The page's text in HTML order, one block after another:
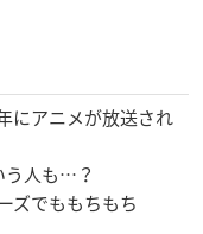
にアニメが放送され
う人も…？
ズでももちもち